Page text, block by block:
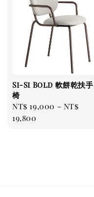
Si-Si Bold 軟餅乾扶手
椅
Regular
price
NT$ 19,000 - NT$
19,800